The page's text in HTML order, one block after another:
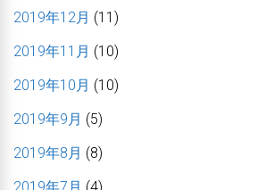
2019年12月 (11)
2019年11月 (10)
2019年10月 (10)
2019年9月 (5)
2019年8月 (8)